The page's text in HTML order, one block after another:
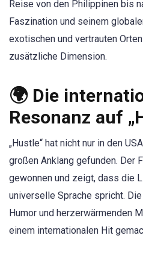
Reise von den Philippinen bis
Faszination und seinem
exotischen und vertrauten
zusätzliche Dimension.
🌍 Die
Resonanz auf
„Hustle“ hat nicht nur in den
großen Anklang gefunden. Der
gewonnen und zeigt, dass die
universelle Sprache spricht.
Humor und herzerwärmenden
einem internationalen Hit